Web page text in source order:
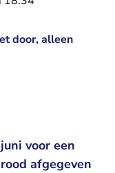
door, alleen
voor een
afgegeven